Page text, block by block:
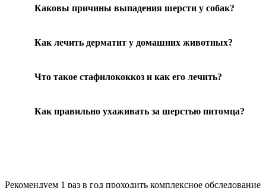
Каковы причины выпадения шерсти у собак?
Как лечить дерматит у домашних животных?
Что такое стафилококкоз и как его лечить?
Как правильно ухаживать за шерстью питомца?
Рекомендуем 1 раз в год проходить комплексное обследование